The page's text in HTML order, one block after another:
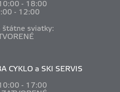
:00 - 18:00
- 12:00
štátne sviatky:
CYKLO a SKI SERVIS
:00 - 17:00